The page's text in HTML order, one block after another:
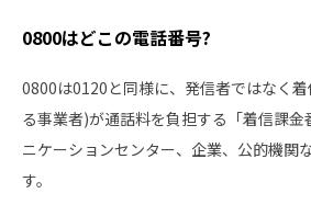
0800はどこの電話番号?
0800は0120と同様に、発信者ではなく
る事業者)が通話料を負担する「着信課金
ニケーションセンター、企業、公的機関
す。